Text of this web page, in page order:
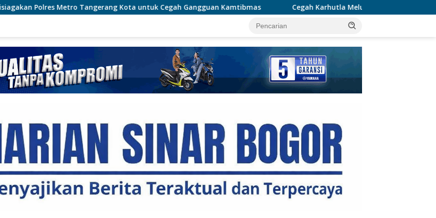
Kota untuk Cegah Gangguan Kamtibmas Cegah Karhutla Meluas, Wakapolda Riau dan Irdam XIX/TT Turun